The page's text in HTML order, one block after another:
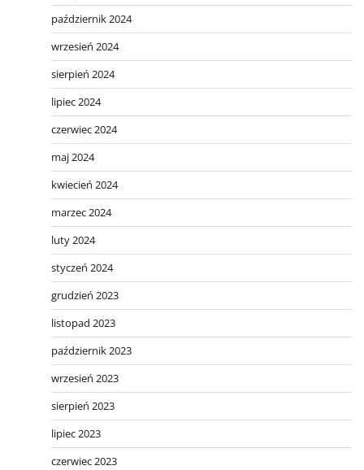
październik 2024
wrzesień 2024
sierpień 2024
lipiec 2024
czerwiec 2024
maj 2024
kwiecień 2024
marzec 2024
luty 2024
styczeń 2024
grudzień 2023
listopad 2023
październik 2023
wrzesień 2023
sierpień 2023
lipiec 2023
czerwiec 2023